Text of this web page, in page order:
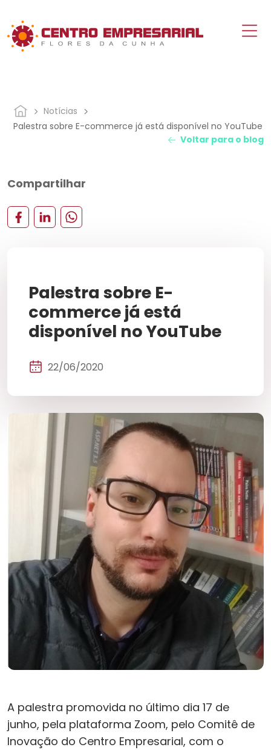
Notícias
Palestra sobre E-commerce já está disponível no YouTube
Voltar para o blog
Compartilhar
Palestra sobre E-
commerce já está
disponível no YouTube
22/06/2020
A palestra promovida no último dia 17 de
junho, pela plataforma Zoom, pelo Comitê de
Inovação do Centro Empresarial, com o